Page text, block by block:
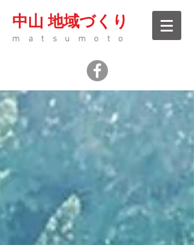
中山 地域づくり
matsumoto